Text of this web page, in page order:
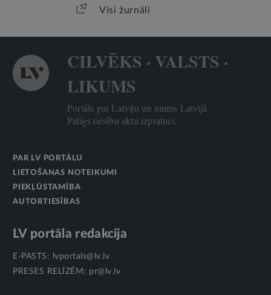
Visi žurnāli
CILVĒKS · VALSTS ·
LIKUMS
Portāls par Latviju un mums Latvijā.
Palīgs tiesību aktu izpratnei.
PAR LV PORTĀLU
LIETOŠANAS NOTEIKUMI
PIEKĻŪSTAMĪBA
AUTORTIESĪBAS
LV portāla redakcija
E-PASTS:
lvportals@lv.lv
PRESES RELĪZĒM: pr@lv.lv